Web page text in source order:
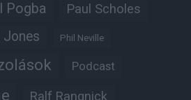
Pogba Paul Scholes
Jones Phil Neville
Podcast
Ralf Rangnick